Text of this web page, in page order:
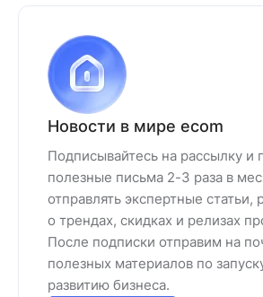
Новости в мире ecom
Подписывайтесь на рассылку и
полезные письма 2-3 раза в
отправлять экспертные статьи,
о трендах, скидках и релизах
После подписки отправим на
полезных материалов по
развитию бизнеса.